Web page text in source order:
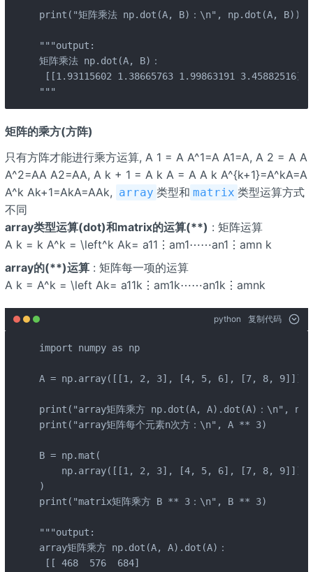
print("矩阵乘法 np.dot(A, B)：\n", np.dot(A, B))
"""output:
矩阵乘法 np.dot(A, B)：
[[1.93115602 1.38665763 1.99863191 3.45882516]]
"""
矩阵的乘方(方阵)
只有方阵才能进行乘方运算, A 1 = A A^1=A A1=A, A 2 = A A
A^2=AA A2=AA, A k + 1 = A k A = A A k A^{k+1}=A^kA=A
A^k Ak+1=AkA=AAk, array 类型和 matrix 类型运算方式
不同
array类型运算(dot)和matrix的运算(**) : 矩阵运算
A k = k A^k = \left^k Ak= a11⋮am1⋯⋯an1⋮amn k
array的(**)运算: 矩阵每一项的运算
A k = A^k = \left Ak= a11k⋮am1k⋯⋯an1k⋮amnk
python 复制代码
import numpy as np
A = np.array([[1, 2, 3], [4, 5, 6], [7, 8, 9]])  #
print("array矩阵乘方 np.dot(A, A).dot(A)：\n",
print("array矩阵每个元素n次方：\n", A ** 3)
B = np.mat(
    np.array([[1, 2, 3], [4, 5, 6], [7, 8, 9]])
)
print("matrix矩阵乘方 B ** 3：\n", B ** 3)
"""output:
array矩阵乘方 np.dot(A, A).dot(A)：
[[ 468  576  684]